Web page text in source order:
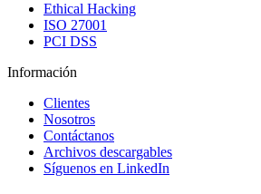
Ethical Hacking
ISO 27001
PCI DSS
Información
Clientes
Nosotros
Contáctanos
Archivos descargables
Síguenos en LinkedIn